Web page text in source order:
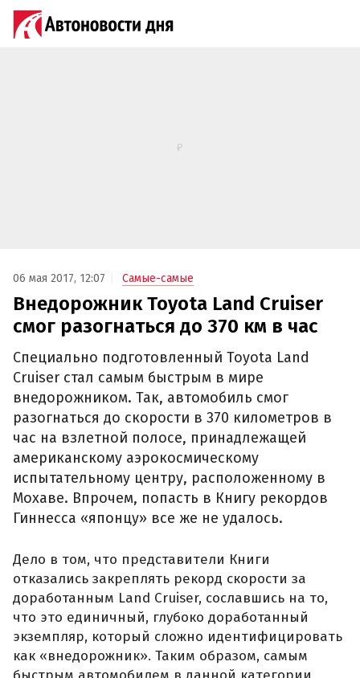
06 мая 2017, 12:07 Самые-самые
Внедорожник Toyota Land Cruiser
смог разогнаться до 370 км в час‍
Специально подготовленный Toyota Land
Cruiser стал самым быстрым в мире
внедорожником. Так, автомобиль смог
разогнаться до скорости в 370 километров в
час на взлетной полосе, принадлежащей
американскому аэрокосмическому
испытательному центру, расположенному в
Мохаве. Впрочем, попасть в Книгу рекордов
Гиннесса «японцу» все же не удалось.
Дело в том, что представители Книги
отказались закреплять рекорд скорости за
доработанным Land Cruiser, сославшись на то,
что это единичный, глубоко доработанный
экземпляр, который сложно идентифицировать
как «внедорожник». Таким образом, самым